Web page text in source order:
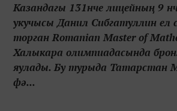
Казандагы 131нче лицейның 9
укучысы Данил Сибгатуллин ел
торган Romanian Master of
Халыкара олимпиадасында
яулады. Бу турыда Татарстан
фә...